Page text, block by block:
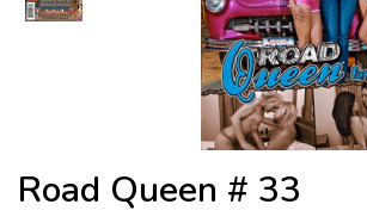
Road Queen # 33